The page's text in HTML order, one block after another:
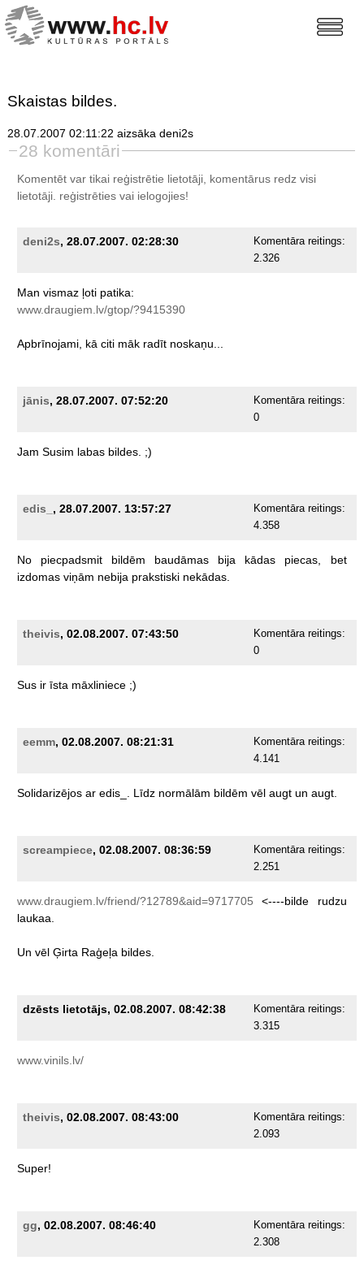
Skaistas bildes.
28.07.2007 02:11:22 aizsāka deni2s
28 komentāri
Komentēt var tikai reģistrētie lietotāji, komentārus redz visi
lietotāji. reģistrētiesvai ielogojies!
deni2s, 28.07.2007. 02:28:30
Komentāra reitings:
2.326
Man vismaz ļoti patika:
www.draugiem.lv/gtop/?9415390
Apbrīnojami, kā citi māk radīt noskaņu...
jānis, 28.07.2007. 07:52:20
Komentāra reitings:
0
Jam Susim labas bildes. ;)
edis_ , 28.07.2007. 13:57:27
Komentāra reitings:
4.358
No piecpadsmit bildēm baudāmas bija kādas piecas,
bet
izdomas viņām nebija prakstiski nekādas.
theivis, 02.08.2007. 07:43:50
Komentāra reitings:
0
Sus ir īsta māxliniece ;)
eemm, 02.08.2007. 08:21:31
Komentāra reitings:
4.141
Solidarizējos ar edis_. Līdz normālām bildēm vēl augt un augt.
screampiece, 02.08.2007. 08:36:59
Komentāra reitings:
2.251
www.draugiem.lv/friend/?12789&aid=9717705 <----bilde
rudzu
laukaa.
Un vēl Ģirta Raģeļa bildes.
dzēsts lietotājs, 02.08.2007. 08:42:38
Komentāra reitings:
3.315
www.vinils.lv/
theivis, 02.08.2007. 08:43:00
Komentāra reitings:
2.093
Super!
gg, 02.08.2007. 08:46:40
Komentāra reitings:
2.308